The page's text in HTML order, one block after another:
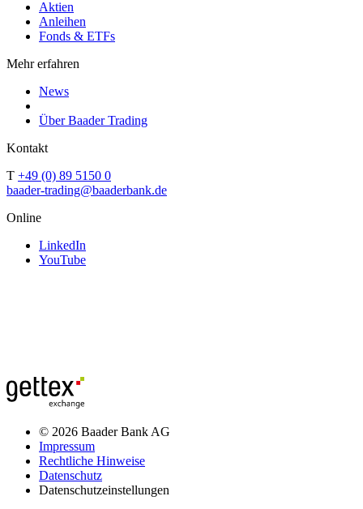
Aktien
Anleihen
Fonds & ETFs
Mehr erfahren
News
Über Baader Trading
Kontakt
T +49 (0) 89 5150 0
baader-trading@baaderbank.de
Online
LinkedIn
YouTube
© 2026 Baader Bank AG
Impressum
Rechtliche Hinweise
Datenschutz
Datenschutzeinstellungen